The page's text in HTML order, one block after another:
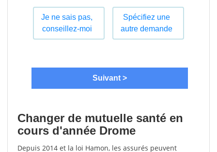
Changer de mutuelle santé en
cours d'année Drome
Depuis 2014 et la loi Hamon, les assurés peuvent